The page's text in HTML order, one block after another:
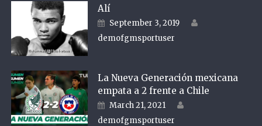
Alí
Posted on
September 3, 2019
demofgmsportuser
La Nueva Generación mexicana
empata a 2 frente a Chile
Posted on
March 21, 2021
demofgmsportuser